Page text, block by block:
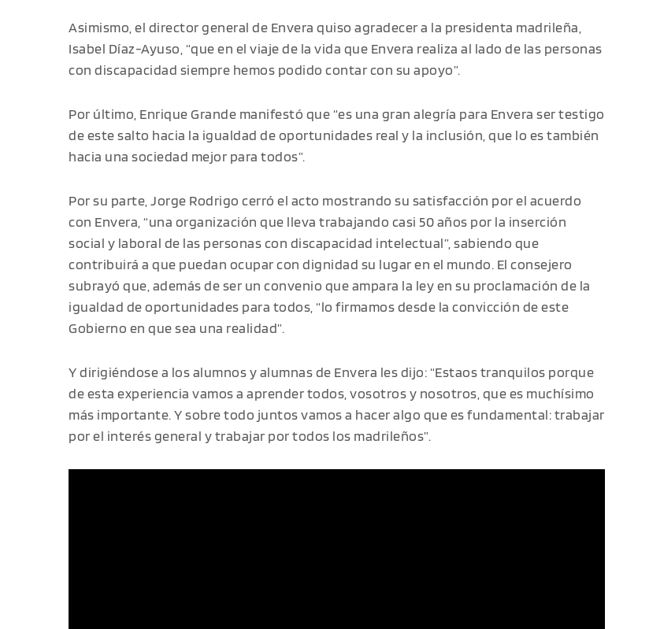
Asimismo, el director general de Envera quiso agradecer a la presidenta madrileña,
Isabel Díaz-Ayuso, “que en el viaje de la vida que Envera realiza al lado de las personas
con discapacidad siempre hemos podido contar con su apoyo”.
Por último, Enrique Grande manifestó que “es una gran alegría para Envera ser testigo
de este salto hacia la igualdad de oportunidades real y la inclusión, que lo es también
hacia una sociedad mejor para todos”.
Por su parte, Jorge Rodrigo cerró el acto mostrando su satisfacción por el acuerdo
con Envera, “una organización que lleva trabajando casi 50 años por la inserción
social y laboral de las personas con discapacidad intelectual”, sabiendo que
contribuirá a que puedan ocupar con dignidad su lugar en el mundo. El consejero
subrayó que, además de ser un convenio que ampara la ley en su proclamación de la
igualdad de oportunidades para todos, “lo firmamos desde la convicción de este
Gobierno en que sea una realidad”.
Y dirigiéndose a los alumnos y alumnas de Envera les dijo: “Estaos tranquilos porque
de esta experiencia vamos a aprender todos, vosotros y nosotros, que es muchísimo
más importante. Y sobre todo juntos vamos a hacer algo que es fundamental: trabajar
por el interés general y trabajar por todos los madrileños”.